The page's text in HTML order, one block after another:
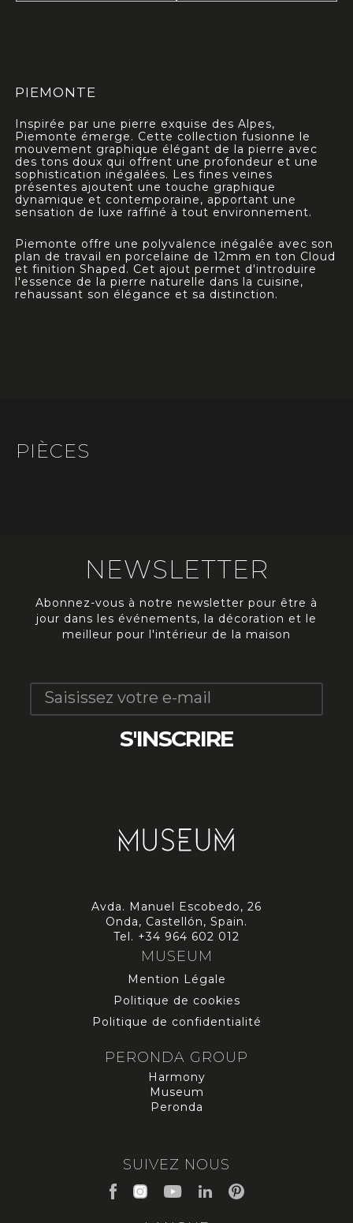
PIEMONTE
Inspirée par une pierre exquise des Alpes,
Piemonte émerge. Cette collection fusionne le
mouvement graphique élégant de la pierre avec
des tons doux qui offrent une profondeur et une
sophistication inégalées. Les fines veines
présentes ajoutent une touche graphique
dynamique et contemporaine, apportant une
sensation de luxe raffiné à tout environnement.
Piemonte offre une polyvalence inégalée avec son
plan de travail en porcelaine de 12mm en ton Cloud
et finition Shaped. Cet ajout permet d'introduire
l'essence de la pierre naturelle dans la cuisine,
rehaussant son élégance et sa distinction.
PIÈCES
NEWSLETTER
Abonnez-vous à notre newsletter pour être à
jour dans les événements, la décoration et le
meilleur pour l'intérieur de la maison
Avda. Manuel Escobedo, 26
Onda, Castellón, Spain.
Tel. +34 964 602 012
MUSEUM
Mention Légale
Politique de cookies
Politique de confidentialité
PERONDA GROUP
Harmony
Museum
Peronda
SUIVEZ NOUS